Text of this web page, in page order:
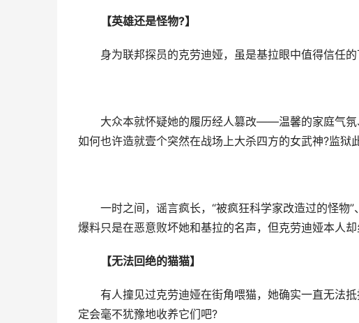
【英雄还是怪物?】
身为联邦探员的克劳迪娅，虽是基拉眼中值得信任的
大众本就怀疑她的履历经人篡改——温馨的家庭气氛
如何也许造就壹个突然在战场上大杀四方的女武神?监狱
一时之间，谣言疯长，“被疯狂科学家改造过的怪物”
爆料只是在恶意败坏她和基拉的名声，但克劳迪娅本人
【无法回绝的猫猫】
有人撞见过克劳迪娅在街角喂猫，她确实一直无法抵
定会毫不犹豫地收养它们吧?